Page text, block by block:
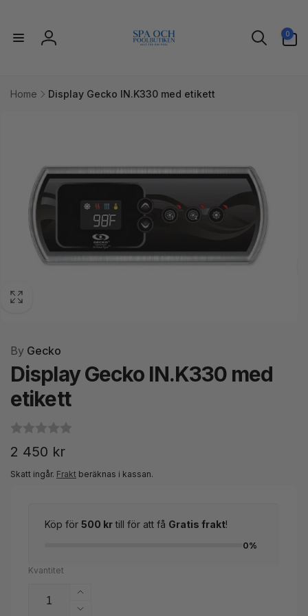
innehåll
Logga
0
artiklar
Home
Display Gecko IN.K330 med etikett
By Gecko
Display Gecko IN.K330 med
etikett
Ordinarie
pris
2 450 kr
Skatt ingår. Frakt beräknas i kassan.
Köp för 500 krtill för att få Gratis frakt!
0%
Kvantitet
Öka
kvantitet